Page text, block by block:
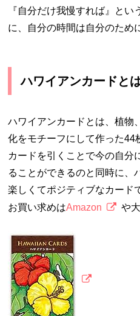
『自分だけ我慢すれば』とい
に、自分の時間は自分のため
ハワイアンカードと
ハワイアンカードとは、植物
化をモチーフにして作った44
カードを引くことで今の自分
ることができるのと同時に、
楽しくてポジティブなカード
お買い求めはAmazon や